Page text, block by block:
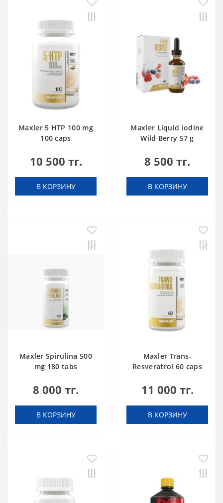
Maxler 5 HTP 100 mg
100 caps
10 500 тг.
В КОРЗИНУ
Maxler Liquid Iodine
Wild Berry 57 g
8 500 тг.
В КОРЗИНУ
Maxler Spirulina 500
mg 180 tabs
8 000 тг.
В КОРЗИНУ
Maxler Trans-
Resveratrol 60 caps
11 000 тг.
В КОРЗИНУ